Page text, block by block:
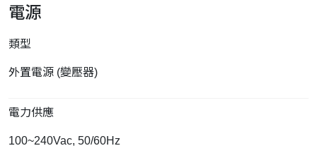
電源
類型
外置電源 (變壓器)
電力供應
100~240Vac, 50/60Hz